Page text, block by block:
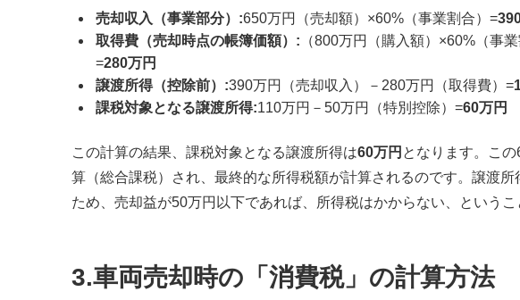
売却収入（事業部分）:650万円（売却額）×60%（事業割合）=
取得費（売却時点の帳簿価額）: （800万円（購入額）×60%（事
=280万円
譲渡所得（控除前）:390万円（売却収入）－280万円（取得費）=
課税対象となる譲渡所得:110万円－50万円（特別控除）=60万円
この計算の結果、課税対象となる譲渡所得は60万円 となります。こ
算（総合課税）され、最終的な所得税額が計算されるのです。譲渡
ため、売却益が50万円以下であれば、所得税はかからない、というこ
3.車両売却時の「消費税」の計算方法